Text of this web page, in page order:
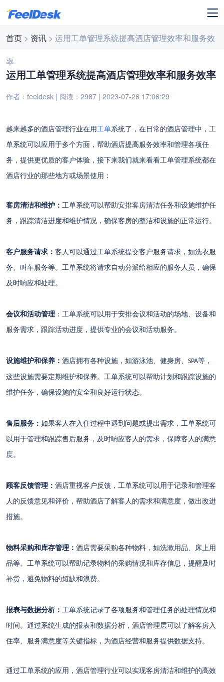
首页 > 资讯 > 运用工单管理系统提高酒店管理效率和服务效
率
运用工单管理系统提高酒店管理效率和服务效率
作者：feeldesk | 阅读：2987 | 2023-07-26 17:06:29
越来越多的酒店管理行业在用工单系统了，在日常的酒店管理中，工
单系统可以应用于多个方面，帮助酒店提高服务效率和管理各项任
务，提供更优质的客户体验，接下来我们就来看看工单管理系统都在
酒店行业的那些地方或场景使用：
客房清洁和维护：工单系统可以帮助安排客房清洁任务和设施维护任
务，跟踪清洁进度和维护情况，确保客房的整洁和设施的正常运行。
客户服务请求：客人可以通过工单系统提交客户服务请求，如洗衣服
务、叫车服务等。工单系统将请求自动分派给相应的服务人员，确保
及时响应和处理。
会议和活动管理 ：工单系统可以用于安排会议和活动的场地、设备和
服务需求，跟踪活动进度，提供专业的会议和活动服务。
设施维护和保养：酒店拥有各种设施，如游泳池、健身房、SPA等，
这些设施需要定期维护和保养。工单系统可以帮助计划和跟踪设施的
维护任务，确保设施的安全和良好运行状态。
售后服务：如果客人在入住过程中遇到问题或提出需求，工单系统可
以用于管理和跟踪售后服务，及时响应客人的需求，保障客人的满意
度。
顾客反馈管理：酒店重视客户反馈，工单系统可以用于记录和管理客
人的反馈意见和评价，帮助酒店了解客人的需求和满意度，做出改进
措施。
物料采购和库存管理：酒店需要采购各种物料，如洗漱用品、床上用
品等。工单系统可以帮助记录物料的采购情况和库存信息，提醒及时
补货，避免物料的短缺和浪费。
报表与数据分析：工单系统记录了各项服务和管理任务的处理情况和
时间。通过系统生成的报表和数据分析，酒店管理层可以了解客房入
住率、服务满意度等关键指标，为酒店经营和服务提供数据支持。
通过工单系统的应用，酒店管理行业可以实现客房清洁和维护的高效